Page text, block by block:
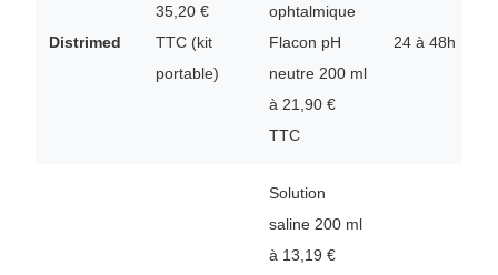
Distrimed
35,20 €
TTC (kit
portable)
ophtalmique
Flacon pH
neutre 200 ml
à 21,90 €
TTC
24 à 48h
Solution
saline 200 ml
à 13,19 €